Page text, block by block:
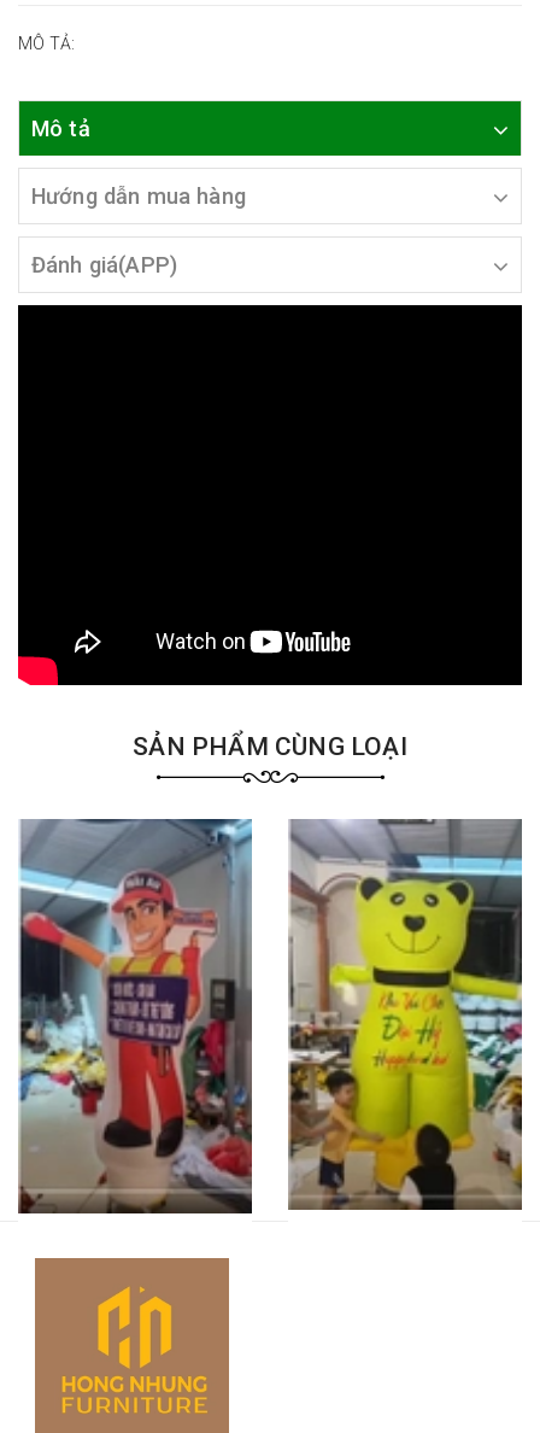
MÔ TẢ:
Mô tả
Hướng dẫn mua hàng
Đánh giá(APP)
SẢN PHẨM CÙNG LOẠI
Liên hệ